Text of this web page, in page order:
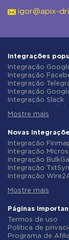
igor@apix-
Integrações
Integração
Integração
Integração
Integração
Integração Slack
Integração Gmail
Integração
Integração
Integração
Integração
Integração
Integração
Integração
Integração
Integração Notion
Integração
Integração Asana
Mostre mais
Novas
Integração
Integração
Integração
Integração
Integração
Integração Infobip
Integração
Integração
Integração
Integração
Mostre mais
Páginas
Termos de uso
Política de
Programa de